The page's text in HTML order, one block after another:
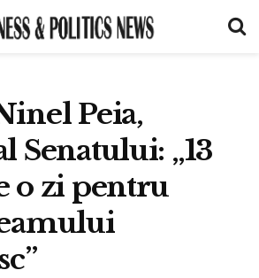
Peia,
Senatului: „13
o zi pentru